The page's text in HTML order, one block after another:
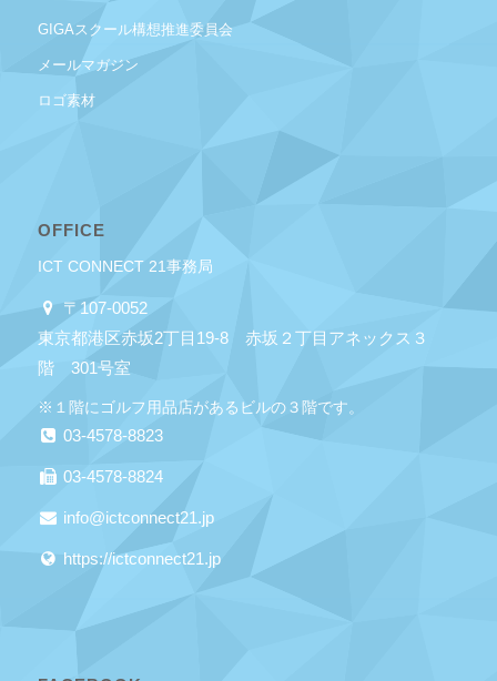
GIGAスクール構想推進委員会
メールマガジン
ロゴ素材
OFFICE
ICT CONNECT 21事務局
〒107-0052
東京都港区赤坂2丁目19-8 赤坂２丁目アネックス３
階 301号室
※１階にゴルフ用品店があるビルの３階です。
03-4578-8823
03-4578-8824
info@ictconnect21.jp
https://ictconnect21.jp